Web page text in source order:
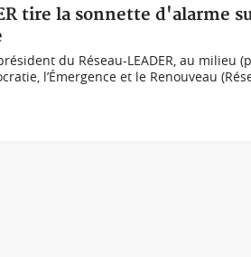
tire la sonnette d'alarme
du Réseau-LEADER, au milieu
l’Émergence et le Renouveau